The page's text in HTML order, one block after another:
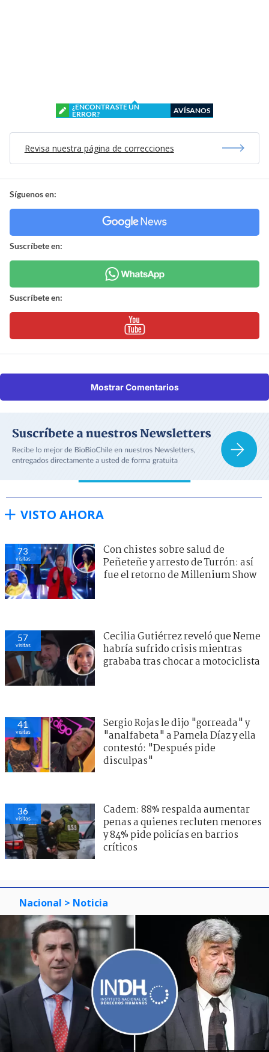
¿ENCONTRASTE UN
ERROR?
AVÍSANOS
Revisa nuestra página de correcciones
Síguenos en:
Suscríbete en:
Suscríbete en:
Mostrar Comentarios
VISTO AHORA
73
visitas
Con chistes sobre salud de
Peñeteñe y arresto de Turrón: así
fue el retorno de Millenium Show
57
visitas
Cecilia Gutiérrez reveló que Neme
habría sufrido crisis mientras
grababa tras chocar a motociclista
41
visitas
Sergio Rojas le dijo "gorreada" y
"analfabeta" a Pamela Díaz y ella
contestó: "Después pide
disculpas"
36
visitas
Cadem: 88% respalda aumentar
penas a quienes recluten menores
y 84% pide policías en barrios
críticos
Nacional > Noticia